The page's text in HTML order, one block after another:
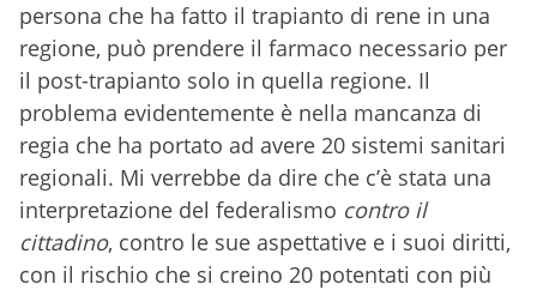
persona che ha fatto il trapianto di rene in una
regione, può prendere il farmaco necessario per
il post-trapianto solo in quella regione. Il
problema evidentemente è nella mancanza di
regia che ha portato ad avere 20 sistemi sanitari
regionali. Mi verrebbe da dire che c’è stata una
interpretazione del federalismo contro il
cittadino, contro le sue aspettative e i suoi diritti,
con il rischio che si creino 20 potentati con più